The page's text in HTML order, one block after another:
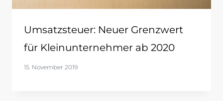
Umsatzsteuer: Neuer Grenzwert
für Kleinunternehmer ab 2020
15. November 2019